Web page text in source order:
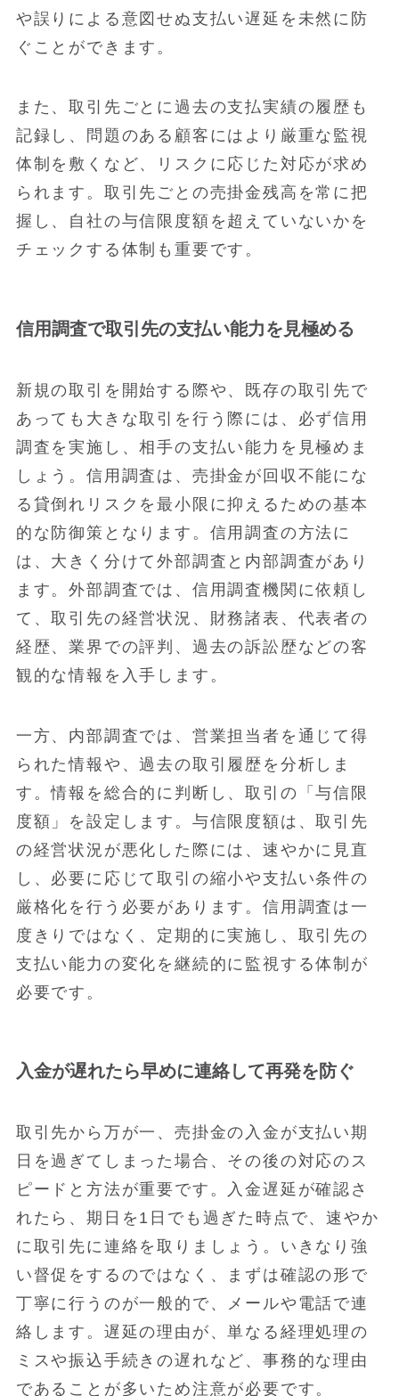
や誤りによる意図せぬ支払い遅延を未然に防
ぐことができます。
また、取引先ごとに過去の支払実績の履歴も
記録し、問題のある顧客にはより厳重な監視
体制を敷くなど、リスクに応じた対応が求め
られます。取引先ごとの売掛金残高を常に把
握し、自社の与信限度額を超えていないかを
チェックする体制も重要です。
信用調査で取引先の支払い能力を見極める
新規の取引を開始する際や、既存の取引先で
あっても大きな取引を行う際には、必ず信用
調査を実施し、相手の支払い能力を見極めま
しょう。信用調査は、売掛金が回収不能にな
る貸倒れリスクを最小限に抑えるための基本
的な防御策となります。信用調査の方法に
は、大きく分けて外部調査と内部調査があり
ます。外部調査では、信用調査機関に依頼し
て、取引先の経営状況、財務諸表、代表者の
経歴、業界での評判、過去の訴訟歴などの客
観的な情報を入手します。
一方、内部調査では、営業担当者を通じて得
られた情報や、過去の取引履歴を分析しま
す。情報を総合的に判断し、取引の「与信限
度額」を設定します。与信限度額は、取引先
の経営状況が悪化した際には、速やかに見直
し、必要に応じて取引の縮小や支払い条件の
厳格化を行う必要があります。信用調査は一
度きりではなく、定期的に実施し、取引先の
支払い能力の変化を継続的に監視する体制が
必要です。
入金が遅れたら早めに連絡して再発を防ぐ
取引先から万が一、売掛金の入金が支払い期
日を過ぎてしまった場合、その後の対応のス
ピードと方法が重要です。入金遅延が確認さ
れたら、期日を1日でも過ぎた時点で、速やか
に取引先に連絡を取りましょう。いきなり強
い督促をするのではなく、まずは確認の形で
丁寧に行うのが一般的で、メールや電話で連
絡します。遅延の理由が、単なる経理処理の
ミスや振込手続きの遅れなど、事務的な理由
であることが多いため注意が必要です。